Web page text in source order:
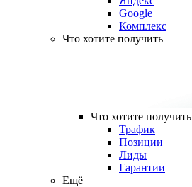
Google
Комплекс
Что хотите получить
Что хотите получить
Трафик
Позиции
Лиды
Гарантии
Ещё